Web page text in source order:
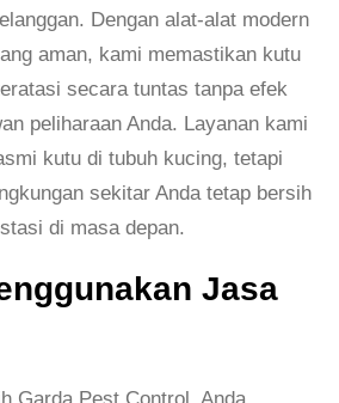
Dengan alat-alat modern
aman, kami memastikan kutu
secara tuntas tanpa efek
peliharaan Anda. Layanan kami
kutu di tubuh kucing, tetapi
sekitar Anda tetap bersih
di masa depan.
Jasa